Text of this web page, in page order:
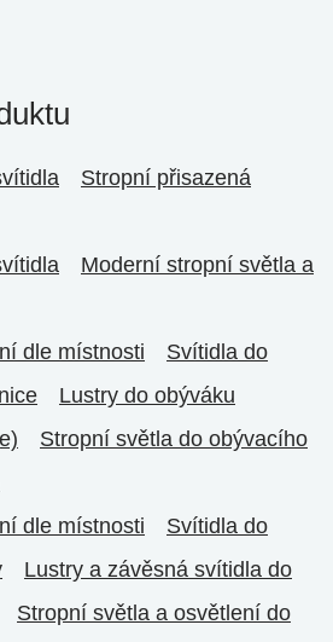
Stropní přisazená
Moderní stropní světla a
dle místnosti
Svítidla do
Lustry do obýváku
Stropní světla do obývacího
dle místnosti
Svítidla do
Lustry a závěsná svítidla do
Stropní světla a osvětlení do